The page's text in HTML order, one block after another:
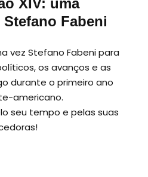
XIV: uma
Fabeni
vez Stefano Fabeni para
os avanços e as
durante o primeiro ano
americano.
seu tempo e pelas suas